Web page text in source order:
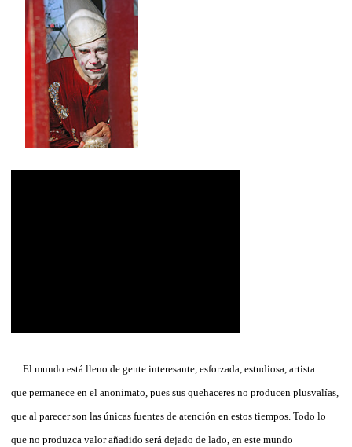
El mundo está lleno de gente interesante, esforzada, estudiosa, artista…
que permanece en el anonimato, pues sus quehaceres no producen plusvalías,
que al parecer son las únicas fuentes de atención en estos tiempos. Todo lo
que no produzca valor añadido será dejado de lado, en este mundo